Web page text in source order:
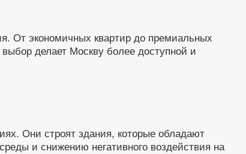
От экономичных квартир до премиальных
делает Москву более доступной и
Они строят здания, которые обладают
и снижению негативного воздействия на